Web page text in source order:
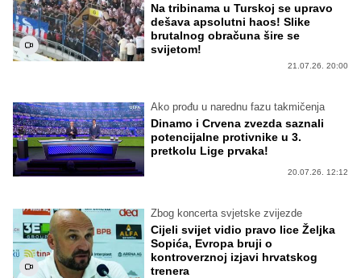
Na tribinama u Turskoj se upravo
dešava apsolutni haos! Slike
brutalnog obračuna šire se
svijetom!
21.07.26. 20:00
Ako prođu u narednu fazu takmičenja
Dinamo i Crvena zvezda saznali
potencijalne protivnike u 3.
pretkolu Lige prvaka!
20.07.26. 12:12
Zbog koncerta svjetske zvijezde
Cijeli svijet vidio pravo lice Željka
Sopića, Evropa bruji o
kontroverznoj izjavi hrvatskog
trenera